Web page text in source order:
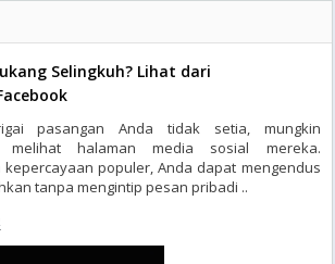
Selingkuh? Lihat dari
pasangan Anda tidak setia, mungkin
melihat halaman media sosial mereka.
populer, Anda dapat mengendus
tanpa mengintip pesan pribadi ..